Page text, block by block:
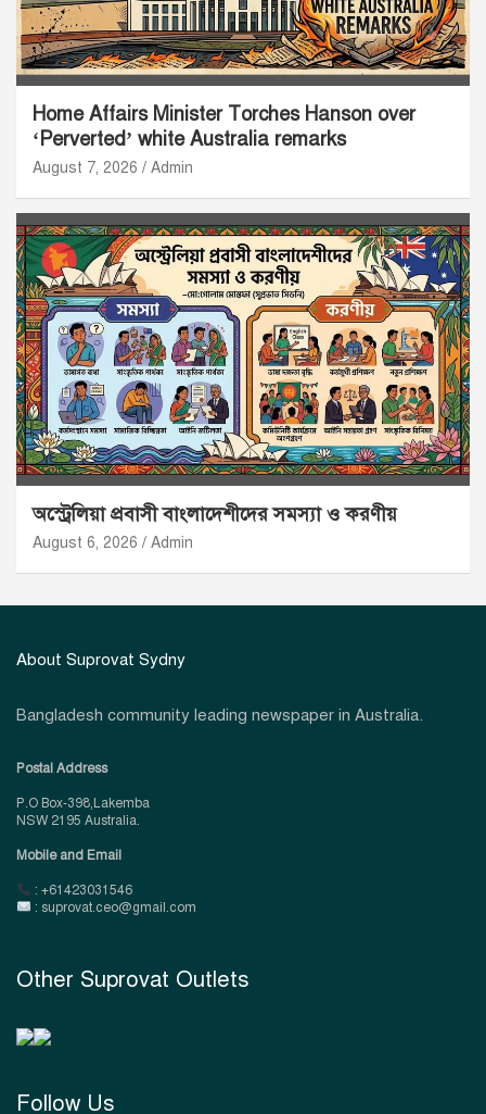
Home Affairs Minister Torches Hanson over
‘Perverted’ white Australia remarks
August 7, 2026 Admin
অস্ট্রেলিয়া প্রবাসী বাংলাদেশীদের সমস্যা ও করণীয়
August 6, 2026 Admin
About Suprovat Sydny
Bangladesh community leading newspaper in Australia.
Postal Address
P.O Box-398,Lakemba
NSW 2195 Australia.
Mobile and Email
: +61423031546
: suprovat.ceo@gmail.com
Other Suprovat Outlets
Follow Us